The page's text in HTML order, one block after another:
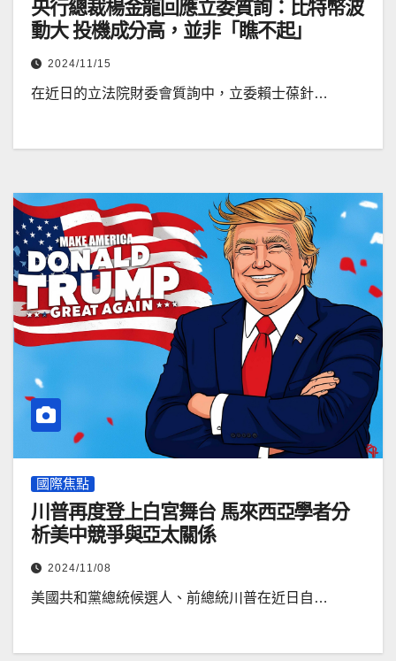
央行總裁楊金龍回應立委質詢：比特幣波
動大 投機成分高，並非「瞧不起」
2024/11/15
在近日的立法院財委會質詢中，立委賴士葆針…
國際焦點
川普再度登上白宮舞台 馬來西亞學者分
析美中競爭與亞太關係
2024/11/08
美國共和黨總統候選人、前總統川普在近日自…